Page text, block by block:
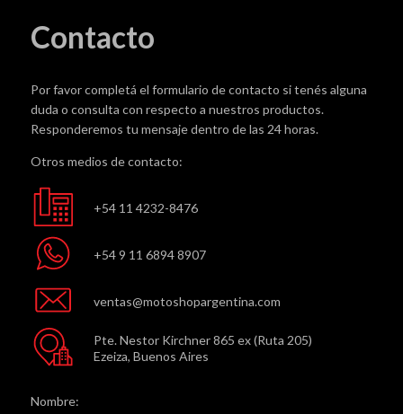
Contacto
Por favor completá el formulario de contacto si tenés alguna
duda o consulta con respecto a nuestros productos.
Responderemos tu mensaje dentro de las 24 horas.
Otros medios de contacto:
+54 11 4232-8476
+54 9 11 6894 8907
ventas@motoshopargentina.com
Pte. Nestor Kirchner 865 ex (Ruta 205)
Ezeiza, Buenos Aires
Nombre: